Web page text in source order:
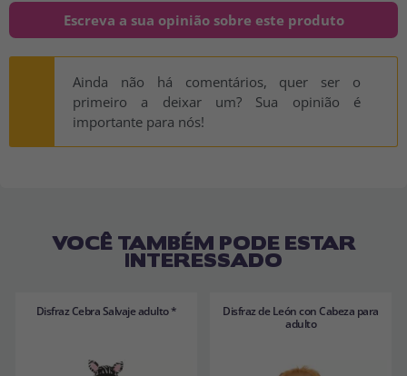
Escreva a sua opinião sobre este produto
Ainda não há comentários, quer ser o
primeiro a deixar um? Sua opinião é
importante para nós!
VOCÊ TAMBÉM PODE ESTAR
INTERESSADO
Disfraz Cebra Salvaje adulto *
Disfraz de León con Cabeza para
adulto